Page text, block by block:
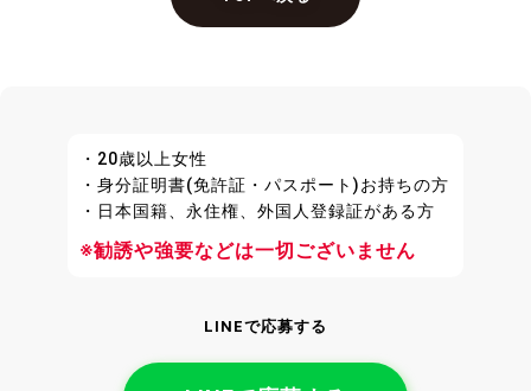
・20歳以上女性
・身分証明書(免許証・パスポート)お持ちの方
・日本国籍、永住権、外国人登録証がある方
※勧誘や強要などは一切ございません
LINEで応募する